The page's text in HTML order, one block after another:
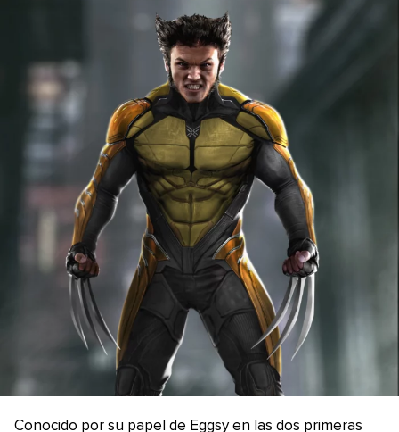
Conocido por su papel de Eggsy en las dos primeras